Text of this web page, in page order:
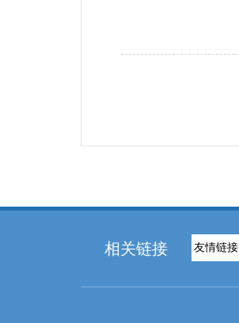
相关链接